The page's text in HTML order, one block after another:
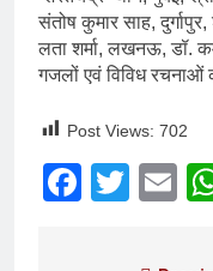
संतोष कुमार साह,
लता शर्मा, लखनऊ, डॉ.
गजलों एवं विविध रचनाओं
Post Views: 702